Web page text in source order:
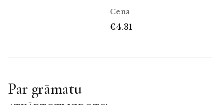
Cena
€4.31
Par grāmatu